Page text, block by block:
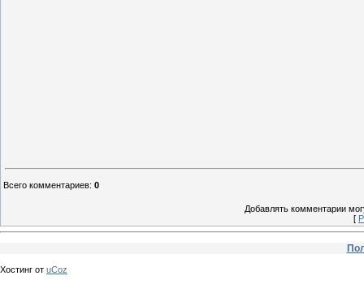
Всего комментариев: 0
Добавлять комментарии
[
Хостинг от uCoz